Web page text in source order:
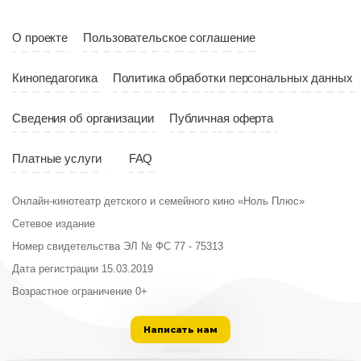
О проекте Пользовательское соглашение
Кинопедагогика Политика обработки персональных данных
Сведения об организации Публичная оферта
Платные услуги FAQ
Онлайн-кинотеатр детского и семейного кино «Ноль Плюс»
Сетевое издание
Номер свидетельства ЭЛ № ФС 77 - 75313
Дата регистрации 15.03.2019
Возрастное ограничение 0+
Написать нам